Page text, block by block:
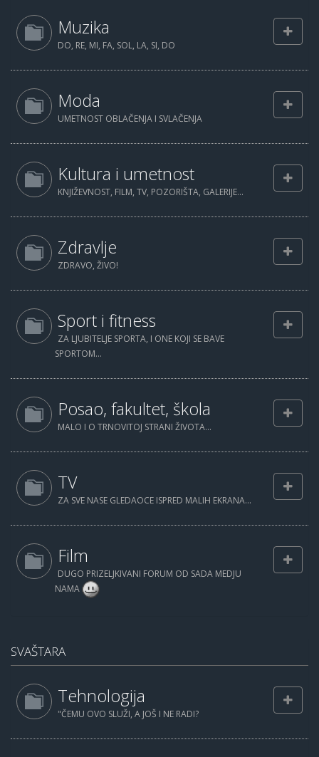
Muzika
DO, RE, MI, FA, SOL, LA, SI, DO
Moda
UMETNOST OBLAČENJA I SVLAČENJA
Kultura i umetnost
KNJIŽEVNOST, FILM, TV, POZORIŠTA, GALERIJE...
Zdravlje
ZDRAVO, ŽIVO!
Sport i fitness
ZA LJUBITELJE SPORTA, I ONE KOJI SE BAVE
SPORTOM...
Posao, fakultet, škola
MALO I O TRNOVITOJ STRANI ŽIVOTA...
TV
ZA SVE NASE GLEDAOCE ISPRED MALIH EKRANA...
Film
DUGO PRIZELJKIVANI FORUM OD SADA MEDJU
NAMA
SVAŠTARA
Tehnologija
"ČEMU OVO SLUŽI, A JOŠ I NE RADI?